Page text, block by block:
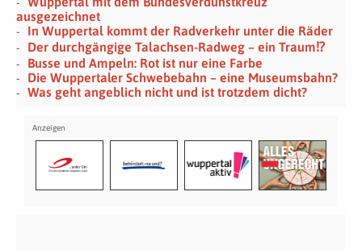
ausgezeichnet
In Wuppertal kommt der Radverkehr unter die Räder
Der durchgängige Talachsen-Radweg – ein Traum⁉
Busse und Ampeln: Rot ist nur eine Farbe
Die Wuppertaler Schwebebahn – eine Museumsbahn?
Was geht angeblich nicht und ist trotzdem dicht?